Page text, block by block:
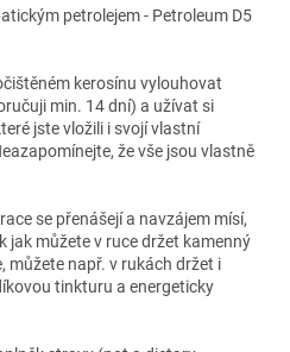
petrolejem - Petroleum D5
kerosínu vylouhovat
min. 14 dní) a užívat si
jste vložili i svojí vlastní
že vše jsou vlastně
se přenášejí a navzájem mísí,
jak můžete v ruce držet kamenný
můžete např. v rukách držet i
tinkturu a energeticky